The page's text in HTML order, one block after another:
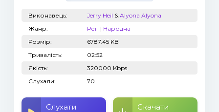
Виконавець: Jerry Heil &Alyona Alyona
Жанр:
Реп | Народна
Розмір:
6787.45 KB
Тривалість:
02:52
Якість:
320000 Kbps
Слухали:
70
Слухати Скачати